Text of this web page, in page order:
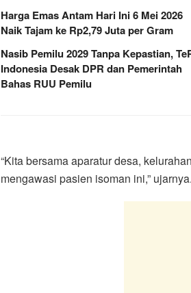
Harga Emas Antam Hari Ini 6 Mei 2026
Naik Tajam ke Rp2,79 Juta per Gram
Nasib Pemilu 2029 Tanpa Kepastian,
Indonesia Desak DPR dan Pemerintah
Bahas RUU Pemilu
“Kita bersama aparatur desa,
mengawasi pasien isoman ini,” ujarnya.